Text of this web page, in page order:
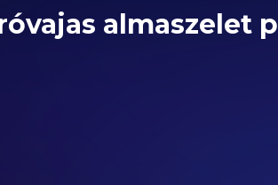
almaszelet